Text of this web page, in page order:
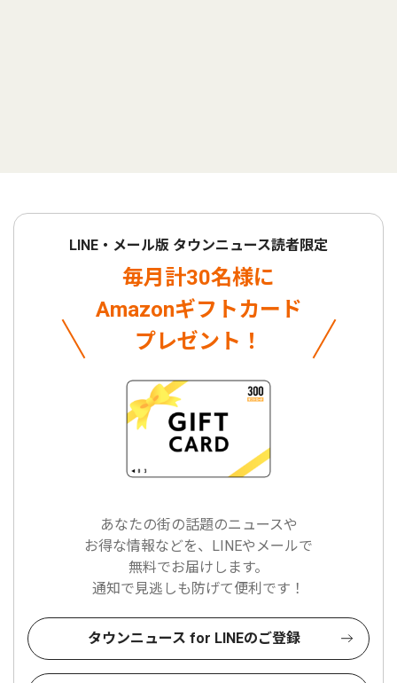
LINE・メール版 タウンニュース読者限定
毎月計30名様に
Amazonギフトカード
プレゼント！
あなたの街の話題のニュースや
お得な情報などを、LINEやメールで
無料でお届けします。
通知で見逃しも防げて便利です！
タウンニュース for LINEのご登録